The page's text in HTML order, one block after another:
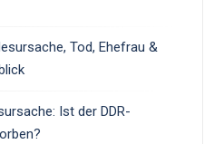
Tod, Ehefrau &
Ist der DDR-